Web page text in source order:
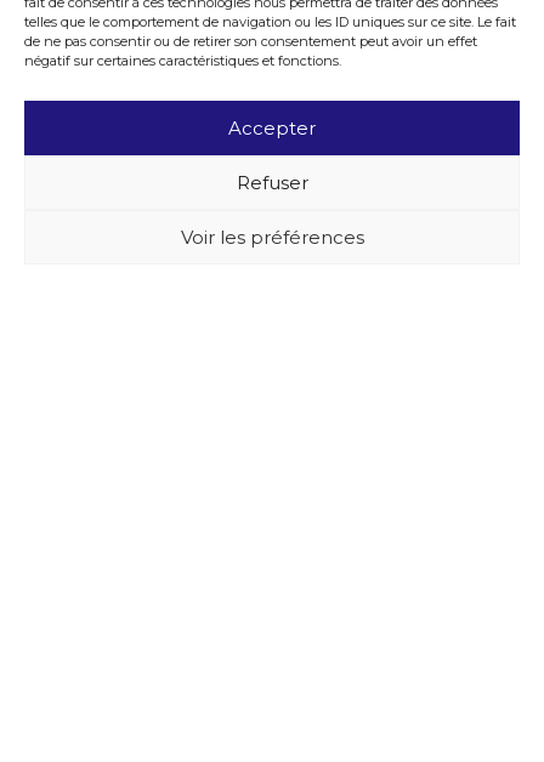
telles que le comportement de navigation ou les ID uniques sur ce site. Le fait
de ne pas consentir ou de retirer son consentement peut avoir un effet
négatif sur certaines caractéristiques et fonctions.
Accepter
Refuser
Voir les préférences